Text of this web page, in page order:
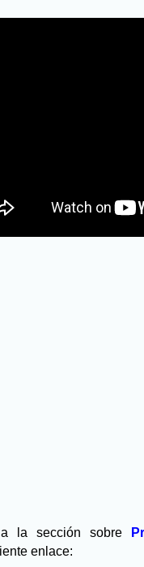
la sección sobre
enlace: